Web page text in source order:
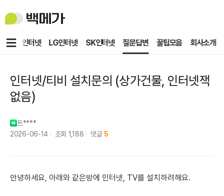
백
메
KT인터넷 LG인터넷 SK인터넷 질문답변 꿀팁모음 회사소개
메
인터넷/티비 설치문의 (상가건물, 인터넷잭
없음)
트****
2026-06-14
조회 1,188 댓글 5
안녕하세요, 아래와 같은방에 인터넷, TV를 설치하려해요.